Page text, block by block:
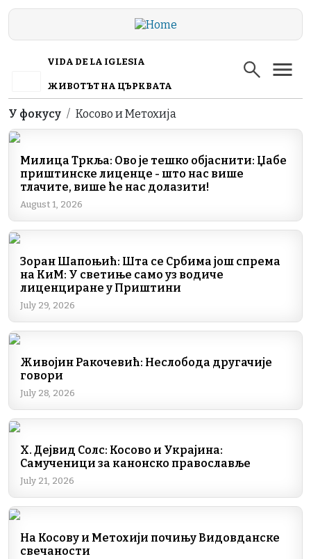
Skip to main content
VIDA DE LA IGLESIA
ЖИВОТЪТ НА ЦЪРКВАТА
Breadcrumb
У фокусу Косово и Метохија
Милица Тркља: Ово је тешко објаснити: Џабе
приштинске лиценце - што нас више
тлачите, више ће нас долазити!
August 1, 2026
Зоран Шапоњић: Шта се Србима још спрема
на КиМ: У светиње само уз водиче
лиценциране у Приштини
July 29, 2026
Живојин Ракочевић: Неслобода другачије
говори
July 28, 2026
Х. Дејвид Солс: Косово и Украјина:
Самученици за канонско православље
July 21, 2026
На Косову и Метохији почињу Видовданске
свечаности